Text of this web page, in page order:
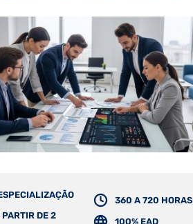
PARTIR DE 2
360 A 720 HORAS
100% EAD